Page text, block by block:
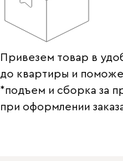
Привезем товар в
до квартиры и
*подъем и сборка за
при оформлении